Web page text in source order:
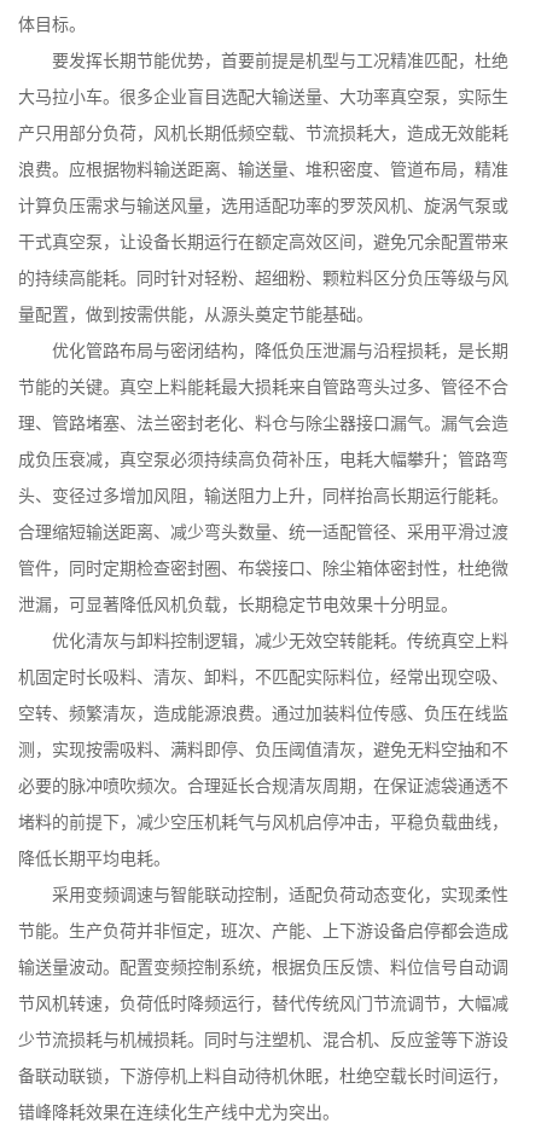
体目标。
要发挥长期节能优势，首要前提是机型与工况精准匹配，杜绝
大马拉小车。很多企业盲目选配大输送量、大功率真空泵，实际生
产只用部分负荷，风机长期低频空载、节流损耗大，造成无效能耗
浪费。应根据物料输送距离、输送量、堆积密度、管道布局，精准
计算负压需求与输送风量，选用适配功率的罗茨风机、旋涡气泵或
干式真空泵，让设备长期运行在额定高效区间，避免冗余配置带来
的持续高能耗。同时针对轻粉、超细粉、颗粒料区分负压等级与风
量配置，做到按需供能，从源头奠定节能基础。
优化管路布局与密闭结构，降低负压泄漏与沿程损耗，是长期
节能的关键。真空上料能耗最大损耗来自管路弯头过多、管径不合
理、管路堵塞、法兰密封老化、料仓与除尘器接口漏气。漏气会造
成负压衰减，真空泵必须持续高负荷补压，电耗大幅攀升；管路弯
头、变径过多增加风阻，输送阻力上升，同样抬高长期运行能耗。
合理缩短输送距离、减少弯头数量、统一适配管径、采用平滑过渡
管件，同时定期检查密封圈、布袋接口、除尘箱体密封性，杜绝微
泄漏，可显著降低风机负载，长期稳定节电效果十分明显。
优化清灰与卸料控制逻辑，减少无效空转能耗。传统真空上料
机固定时长吸料、清灰、卸料，不匹配实际料位，经常出现空吸、
空转、频繁清灰，造成能源浪费。通过加装料位传感、负压在线监
测，实现按需吸料、满料即停、负压阈值清灰，避免无料空抽和不
必要的脉冲喷吹频次。合理延长合规清灰周期，在保证滤袋通透不
堵料的前提下，减少空压机耗气与风机启停冲击，平稳负载曲线，
降低长期平均电耗。
采用变频调速与智能联动控制，适配负荷动态变化，实现柔性
节能。生产负荷并非恒定，班次、产能、上下游设备启停都会造成
输送量波动。配置变频控制系统，根据负压反馈、料位信号自动调
节风机转速，负荷低时降频运行，替代传统风门节流调节，大幅减
少节流损耗与机械损耗。同时与注塑机、混合机、反应釜等下游设
备联动联锁，下游停机上料自动待机休眠，杜绝空载长时间运行，
错峰降耗效果在连续化生产线中尤为突出。